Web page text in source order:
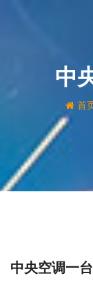
中
首
中央空调一